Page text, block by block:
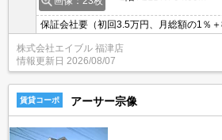
保証会社要（初回3.5万円、月総額の1％＋
株式会社エイブル 福津店
情報更新日 2026/08/07
賃貸コーポ アーサー宗像